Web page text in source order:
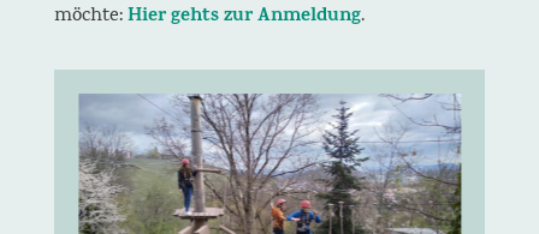
möchte:Hier gehts zur Anmeldung.